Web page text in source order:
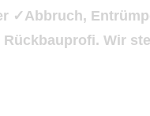
✓Abbruch,
Wir